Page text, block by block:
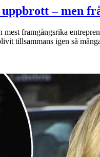
– men
framgångsrika
tillsammans igen så